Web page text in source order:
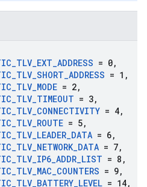
_TLV_EXT_ADDRESS = 0,
_TLV_SHORT_ADDRESS = 1 ,
_TLV_MODE = 2,
_TLV_TIMEOUT = 3,
_TLV_CONNECTIVITY = 4,
_TLV_ROUTE = 5,
_TLV_LEADER_DATA = 6,
_TLV_NETWORK_DATA = 7,
_TLV_IP6_ADDR_LIST = 8 ,
_TLV_MAC_COUNTERS = 9,
_TLV_BATTERY_LEVEL = 14,